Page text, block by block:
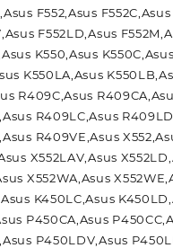
F552,Asus
F552LD,Asus
K550,Asus
K550LA,Asus
R409C,Asus
R409LC,Asus
R409VE,Asus
X552LAV,Asus
X552WA,Asus
K450LC,Asus
P450CA,Asus
P450LDV,Asus